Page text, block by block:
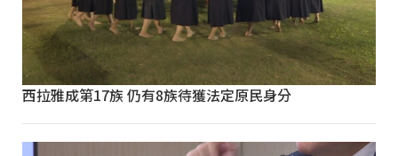
西拉雅成第17族 仍有8族待獲法定原民身分